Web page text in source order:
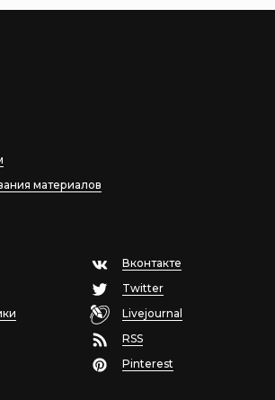
материалов
Вконтакте
Twitter
Livejournal
RSS
Pinterest